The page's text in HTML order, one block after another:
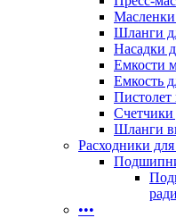
Масленки
Шланги
Насадки
Емкости
Емкость
Пистолет
Счетчики
Шланги
Расходники
•••